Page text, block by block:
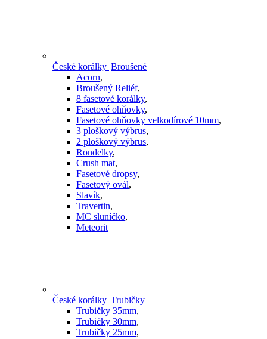
České korálky |Broušené
Acorn,
Broušený Reliéf,
8 fasetové korálky,
Fasetové ohňovky,
Fasetové ohňovky velkodírové 10mm,
3 ploškový výbrus,
2 ploškový výbrus,
Rondelky,
Crush mat,
Fasetové dropsy,
Fasetový ovál,
Slavík,
Travertin,
MC sluníčko,
Meteorit
České korálky |Trubičky
Trubičky 35mm,
Trubičky 30mm,
Trubičky 25mm,